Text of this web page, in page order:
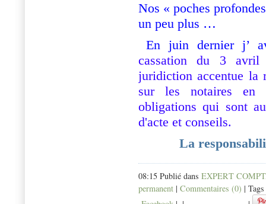
Nos « poches
un peu plus …
En juin dernier j’
cassation du 3 avril
juridiction accentue la
sur les notaires en
obligations qui sont
d'acte et conseils.
La
08:15 Publié dans EXPERT
permanent | Commentaires (0) |